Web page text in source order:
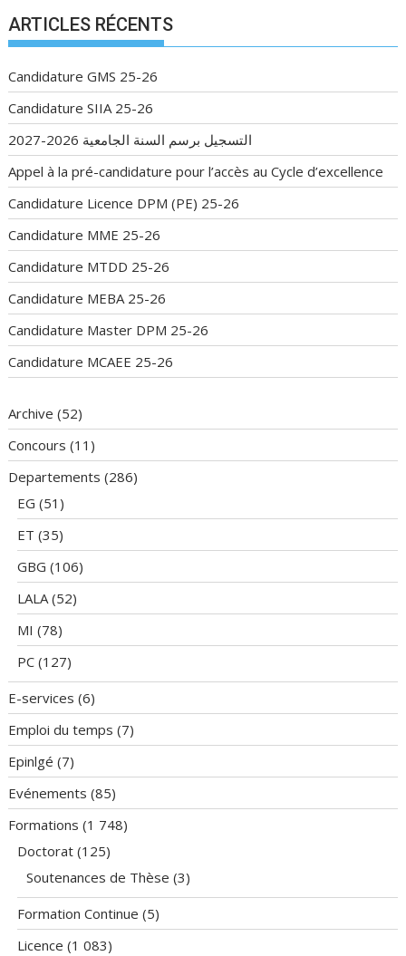
ARTICLES RÉCENTS
Candidature GMS 25-26
Candidature SIIA 25-26
التسجيل برسم السنة الجامعية 2026-2027
Appel à la pré-candidature pour l’accès au Cycle d’excellence
Candidature Licence DPM (PE) 25-26
Candidature MME 25-26
Candidature MTDD 25-26
Candidature MEBA 25-26
Candidature Master DPM 25-26
Candidature MCAEE 25-26
Archive (52)
Concours (11)
Departements (286)
EG (51)
ET (35)
GBG (106)
LALA(52)
MI (78)
PC (127)
E-services (6)
Emploi du temps (7)
Epinlgé (7)
Evénements (85)
Formations (1 748)
Doctorat (125)
Soutenances de Thèse (3)
Formation Continue (5)
Licence (1 083)